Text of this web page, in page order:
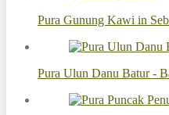
Pura Gunung Kawi in
Pura Ulun Danu Batur -